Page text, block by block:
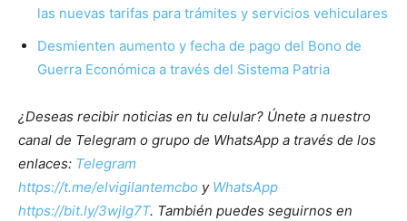
las nuevas tarifas para trámites y servicios vehiculares
Desmienten aumento y fecha de pago del Bono de
Guerra Económica a través del Sistema Patria
¿Deseas recibir noticias en tu celular? Únete a nuestro
canal de Telegram o grupo de WhatsApp a través de los
enlaces: Telegram
https://t.me/elvigilantemcbo y WhatsApp
https://bit.ly/3wjIg7T. También puedes seguirnos en